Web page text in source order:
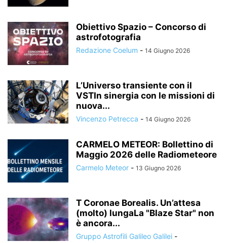
Obiettivo Spazio – Concorso di
astrofotografia
Redazione Coelum - 14 Giugno 2026
L’Universo transiente con il
VSTIn sinergia con le missioni di
nuova...
Vincenzo Petrecca - 14 Giugno 2026
CARMELO METEOR: Bollettino di
Maggio 2026 delle Radiometeore
Carmelo Meteor - 13 Giugno 2026
T Coronae Borealis. Un’attesa
(molto) lungaLa "Blaze Star" non
è ancora...
Gruppo Astrofili Galileo Galilei -